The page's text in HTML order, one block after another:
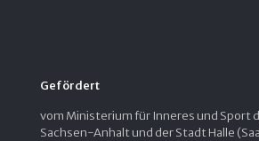
Gefördert
vom Ministerium für Inneres und Sport
Sachsen-Anhalt und der Stadt Halle